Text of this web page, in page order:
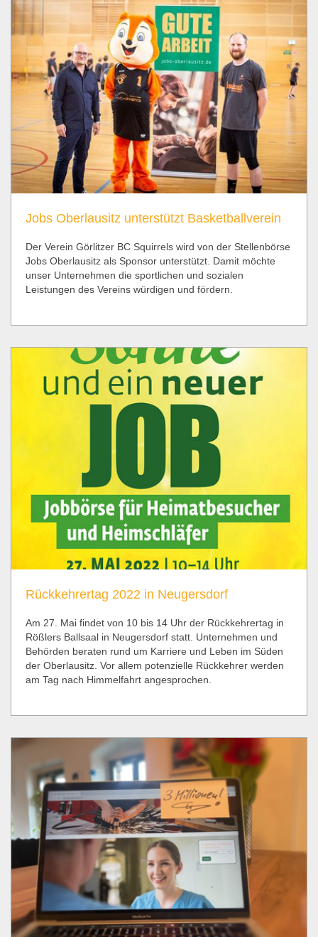
Jobs Oberlausitz unterstützt Basketballverein
Der Verein Görlitzer BC Squirrels wird von der Stellenbörse
Jobs Oberlausitz als Sponsor unterstützt. Damit möchte
unser Unternehmen die sportlichen und sozialen
Leistungen des Vereins würdigen und fördern.
Rückkehrertag 2022 in Neugersdorf
Am 27. Mai findet von 10 bis 14 Uhr der Rückkehrertag in
Rößlers Ballsaal in Neugersdorf statt. Unternehmen und
Behörden beraten rund um Karriere und Leben im Süden
der Oberlausitz. Vor allem potenzielle Rückkehrer werden
am Tag nach Himmelfahrt angesprochen.